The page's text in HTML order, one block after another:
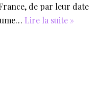
de par leur date
Lire la suite »